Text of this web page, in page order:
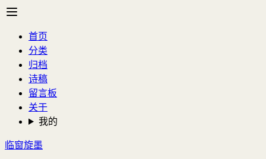
首页
分类
归档
诗稿
留言板
关于
我的
临窗旋墨